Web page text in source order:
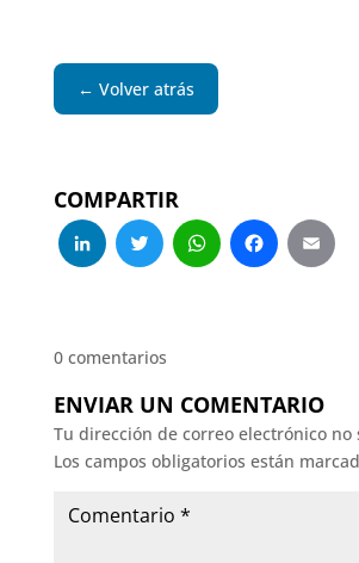
← Volver atrás
COMPARTIR
LinkedIn
Twitter
0 comentarios
ENVIAR UN COMENTARIO
Tu dirección de correo electrónico no
Los campos obligatorios están